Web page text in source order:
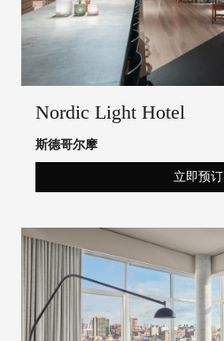
Nordic Light Hotel
斯德哥尔摩
立即预订